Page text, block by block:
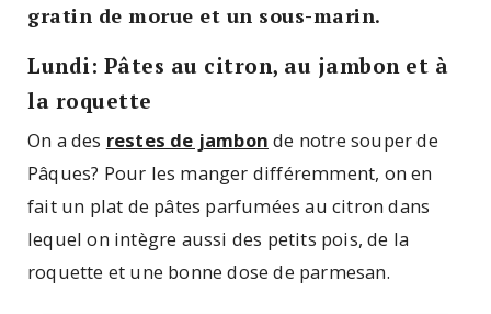
gratin de morue et un sous-marin.
Lundi: Pâtes au citron, au jambon et à
la roquette
On a des restes de jambon de notre souper de
Pâques? Pour les manger différemment, on en
fait un plat de pâtes parfumées au citron dans
lequel on intègre aussi des petits pois, de la
roquette et une bonne dose de parmesan.